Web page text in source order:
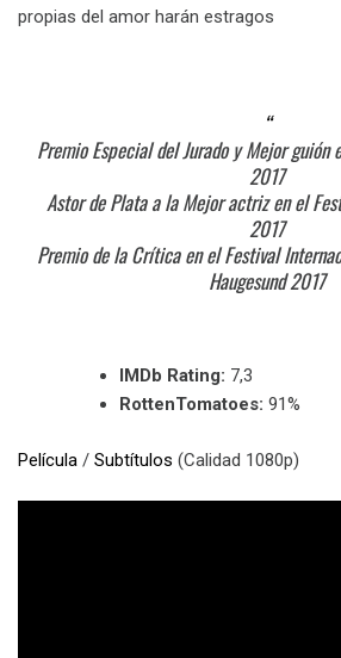
propias del amor harán estragos
Premio Especial del Jurado y Mejor guión
2017
Astor de Plata a la Mejor actriz en el
2017
Premio de la Crítica en el Festival
Haugesund 2017
IMDb Rating: 7,3
RottenTomatoes: 91%
Película / Subtítulos (Calidad 1080p)